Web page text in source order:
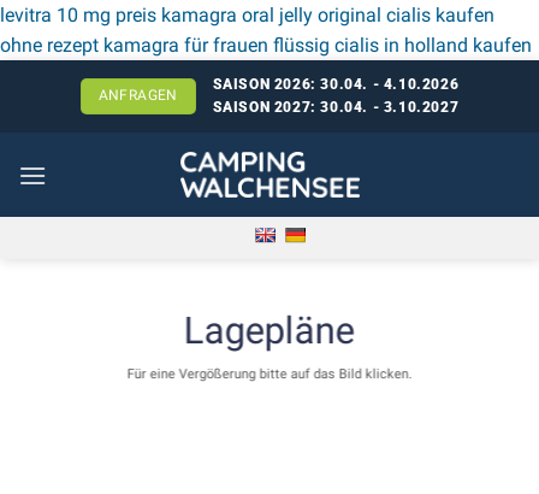
levitra 10 mg preis kamagra oral jelly original cialis kaufen
ohne rezept kamagra für frauen flüssig cialis in holland kaufen
ANFRAGEN
SAISON 2026: 30.04. - 4.10.2026
SAISON 2027: 30.04. - 3.10.2027
Lagepläne
Für eine Vergößerung bitte auf das Bild klicken.